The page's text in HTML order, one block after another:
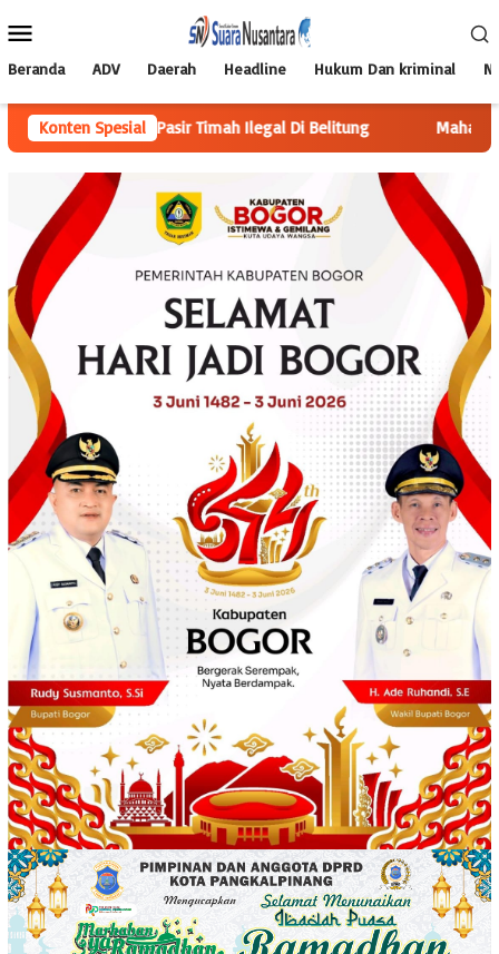
ke
Mobile
Beranda ADV Daerah Headline Hukum Dan kriminal
Konten Spesial
Ton Pasir Timah Ilegal Di Belitung Mahasiswa KKN